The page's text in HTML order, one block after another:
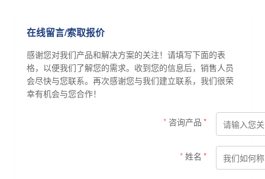
在线留言/索取报价
感谢您对我们产品和解决方案的关注！请填写下面的表
格，以便我们了解您的需求。收到您的信息后，销售人员
会尽快与您联系。再次感谢您与我们建立联系，我们很荣
幸有机会与您合作！
咨询产品
姓名